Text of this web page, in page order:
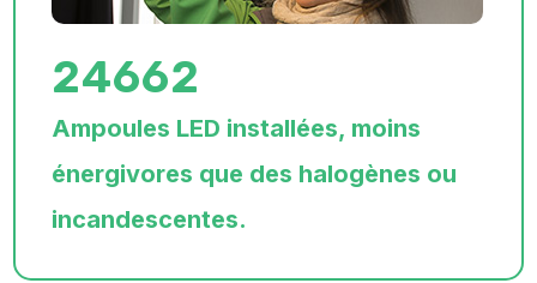
24662
Ampoules LED installées, moins
énergivores que des halogènes ou
incandescentes.